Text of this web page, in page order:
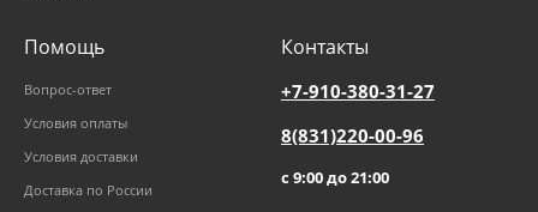
Помощь
Вопрос-ответ
Условия оплаты
Условия доставки
Доставка по России
Контакты
+7-910-380-31-27
8(831)220-00-96
с 9:00 до 21:00